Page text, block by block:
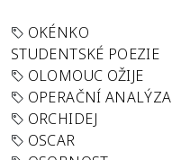
OKÉNKO
STUDENTSKÉ POEZIE
OLOMOUC OŽIJE
OPERAČNÍ ANALÝZA
ORCHIDEJ
OSCAR